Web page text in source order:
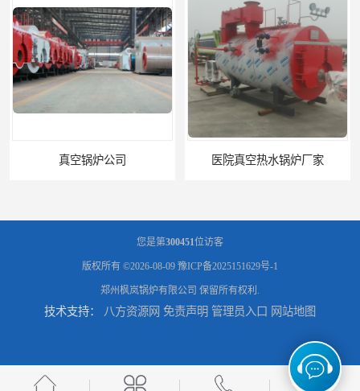
医院真空热水锅炉厂家 养殖真空热水锅炉厂商
天然气真空炉厂家 湿背式真空热水锅炉厂商
您是第300451位访客
版权所有 ©2026-08-09 豫ICP备2025151629号-1
郑州枫岚锅炉有限公司 保留所有权利.
技术支持： 八方资源网 免责声明 管理员入口 网站地图